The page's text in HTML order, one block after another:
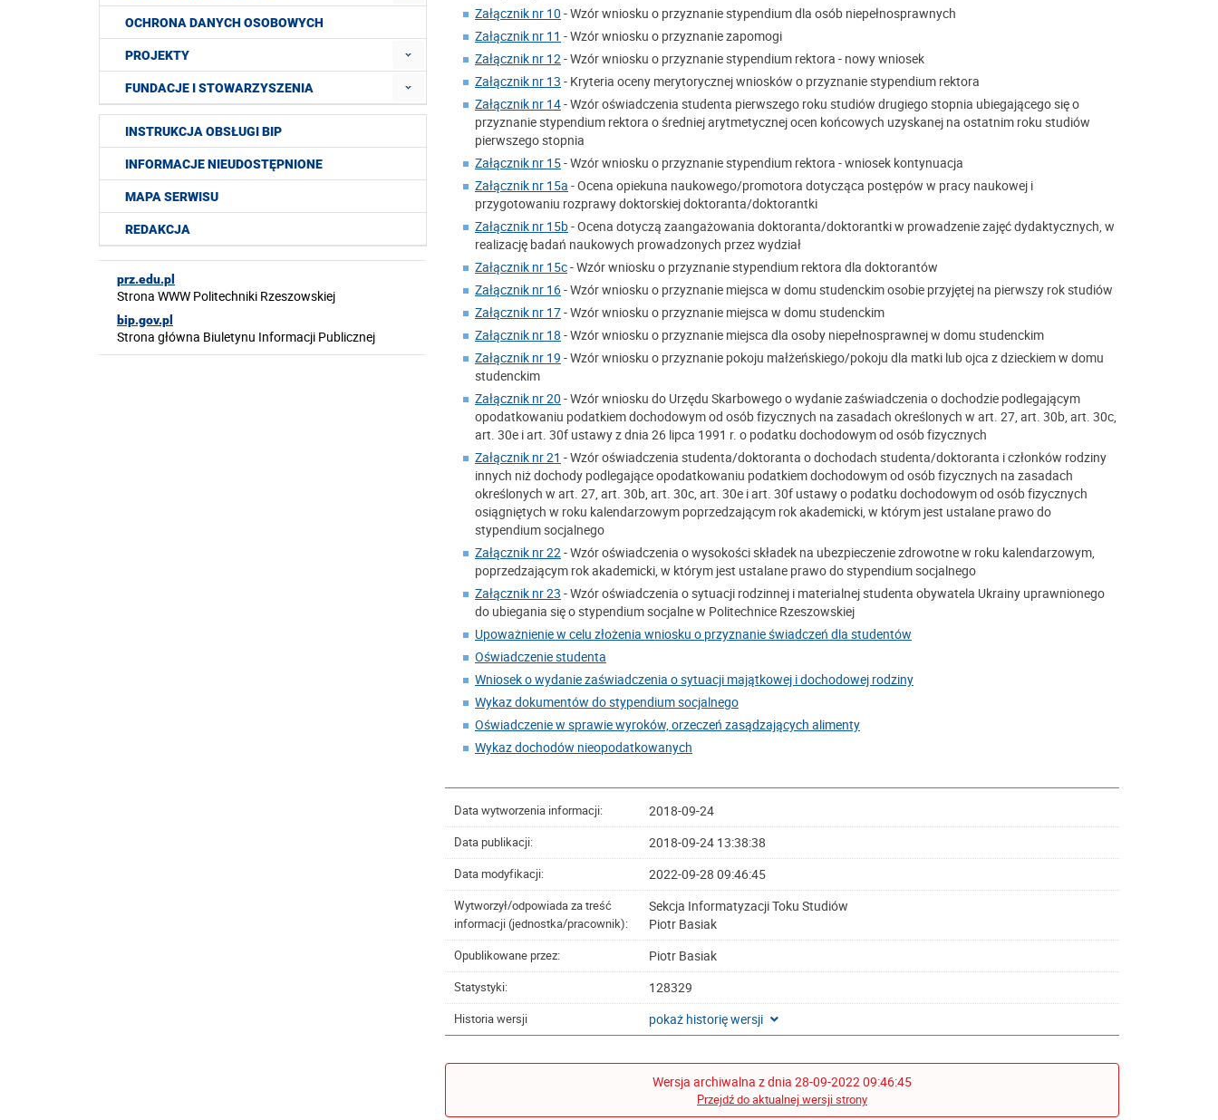
Załącznik nr 10 - Wzór wniosku o przyznanie stypendium dla osób niepełnosprawnych
Załącznik nr 11 - Wzór wniosku o przyznanie zapomogi
Załącznik nr 12- Wzór wniosku o przyznanie stypendium rektora - nowy wniosek
Załącznik nr 13 - Kryteria oceny merytorycznej wniosków o przyznanie stypendium rektora
Załącznik nr 14- Wzór oświadczenia studenta pierwszego roku studiów drugiego stopnia ubiegającego się o
przyznanie stypendium rektora o średniej arytmetycznej ocen końcowych uzyskanej na ostatnim roku studiów
pierwszego stopnia
Załącznik nr 15- Wzór wniosku o przyznanie stypendium rektora - wniosek kontynuacja
Załącznik nr 15a - Ocena opiekuna naukowego/promotora dotycząca postępów w pracy naukowej i
przygotowaniu rozprawy doktorskiej doktoranta/doktorantki
Załącznik nr 15b- Ocena dotyczą zaangażowania doktoranta/doktorantki w prowadzenie zajęć dydaktycznych, w
realizację badań naukowych prowadzonych przez wydział
Załącznik nr 15c- Wzór wniosku o przyznanie stypendium rektora dla doktorantów
Załącznik nr 16- Wzór wniosku o przyznanie miejsca w domu studenckim osobie przyjętej na pierwszy rok studiów
Załącznik nr 17- Wzór wniosku o przyznanie miejsca w domu studenckim
Załącznik nr 18 - Wzór wniosku o przyznanie miejsca dla osoby niepełnosprawnej w domu studenckim
Załącznik nr 19 - Wzór wniosku o przyznanie pokoju małżeńskiego/pokoju dla matki lub ojca z dzieckiem w domu
studenckim
Załącznik nr 20 - Wzór wniosku do Urzędu Skarbowego o wydanie zaświadczenia o dochodzie podlegającym
opodatkowaniu podatkiem dochodowym od osób fizycznych na zasadach określonych w art. 27, art. 30b, art. 30c,
art. 30e i art. 30f ustawy z dnia 26 lipca 1991 r. o podatku dochodowym od osób fizycznych
Załącznik nr 21 - Wzór oświadczenia studenta/doktoranta o dochodach studenta/doktoranta i członków rodziny
innych niż dochody podlegające opodatkowaniu podatkiem dochodowym od osób fizycznych na zasadach
określonych w art. 27, art. 30b, art. 30c, art. 30e i art. 30f ustawy o podatku dochodowym od osób fizycznych
osiągniętych w roku kalendarzowym poprzedzającym rok akademicki, w którym jest ustalane prawo do
stypendium socjalnego
Załącznik nr 22- Wzór oświadczenia o wysokości składek na ubezpieczenie zdrowotne w roku kalendarzowym,
poprzedzającym rok akademicki, w którym jest ustalane prawo do stypendium socjalnego
Załącznik nr 23 - Wzór oświadczenia o sytuacji rodzinnej i materialnej studenta obywatela Ukrainy uprawnionego
do ubiegania się o stypendium socjalne w Politechnice Rzeszowskiej
Upoważnienie w celu złożenia wniosku o przyznanie świadczeń dla studentów
Oświadczenie studenta
Wniosek o wydanie zaświadczenia o sytuacji majątkowej i dochodowej rodziny
Wykaz dokumentów do stypendium socjalnego
Oświadczenie w sprawie wyroków, orzeczeń zasądzających alimenty
Wykaz dochodów nieopodatkowanych
Data wytworzenia informacji: 2018-09-24
Data publikacji: 2018-09-24 13:38:38
Data modyfikacji: 2022-09-28 09:46:45
Wytworzył/odpowiada za treść
informacji (jednostka/pracownik):
Sekcja Informatyzacji Toku Studiów
Piotr Basiak
Opublikowane przez: Piotr Basiak
Statystyki: 128329
Historia wersji pokaż historię wersji
Wersja archiwalna z dnia 28-09-2022 09:46:45
Przejdź do aktualnej wersji strony
OCHRONA DANYCH OSOBOWYCH
PROJEKTY
FUNDACJE I STOWARZYSZENIA
INSTRUKCJA OBSŁUGI BIP
INFORMACJE NIEUDOSTĘPNIONE
MAPA SERWISU
REDAKCJA
prz.edu.pl
Strona WWW Politechniki Rzeszowskiej
bip.gov.pl
Strona główna Biuletynu Informacji Publicznej